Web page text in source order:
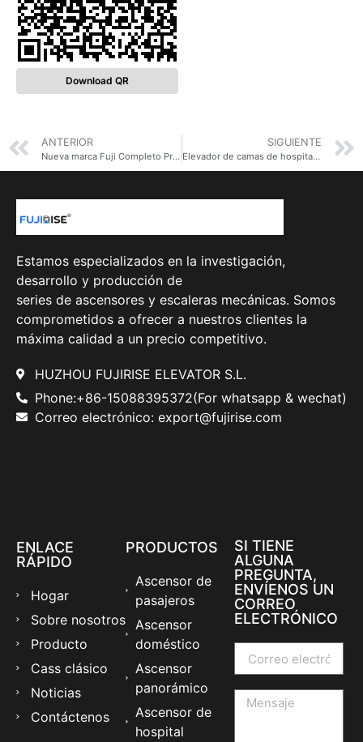
Download QR
ANTERIOR
Nueva marca Fuji Completo Precio Barato Hospital Ascensor Médico cama Ascensor / paciente ascensor médico Ascensor
SIGUIENTE
Elevador de camas de hospital con funciones estables y de funcionamiento seguro
Estamos especializados en la investigación,
desarrollo y producción de
series de ascensores y escaleras mecánicas. Somos
comprometidos a ofrecer a nuestros clientes la
máxima calidad a un precio competitivo.
HUZHOU FUJIRISE ELEVATOR S.L.
Phone:+86-15088395372(For whatsapp & wechat)
Correo electrónico: export@fujirise.com
ENLACE
RÁPIDO
Hogar
Sobre nosotros
Producto
Cass clásico
Noticias
Contáctenos
PRODUCTOS
Ascensor de
pasajeros
Ascensor
doméstico
Ascensor
panorámico
Ascensor de
hospital
SI TIENE
ALGUNA
PREGUNTA,
ENVÍENOS UN
CORREO
ELECTRÓNICO